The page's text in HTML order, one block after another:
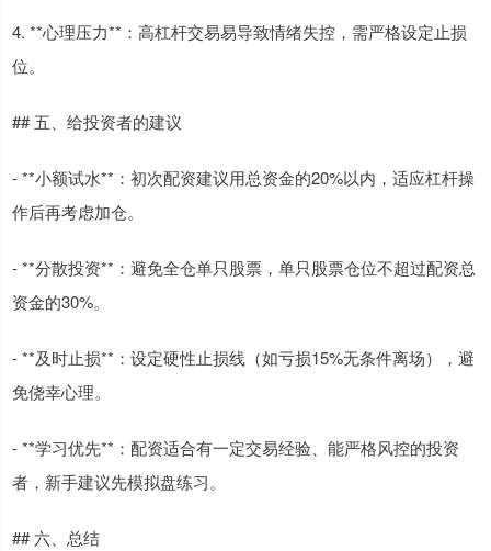
4. **心理压力**：高杠杆交易易导致情绪失控，需严格设定止损
位。
## 五、给投资者的建议
- **小额试水**：初次配资建议用总资金的20%以内，适应杠杆操
作后再考虑加仓。
- **分散投资**：避免全仓单只股票，单只股票仓位不超过配资总
资金的30%。
- **及时止损**：设定硬性止损线（如亏损15%无条件离场），避
免侥幸心理。
- **学习优先**：配资适合有一定交易经验、能严格风控的投资
者，新手建议先模拟盘练习。
## 六、总结